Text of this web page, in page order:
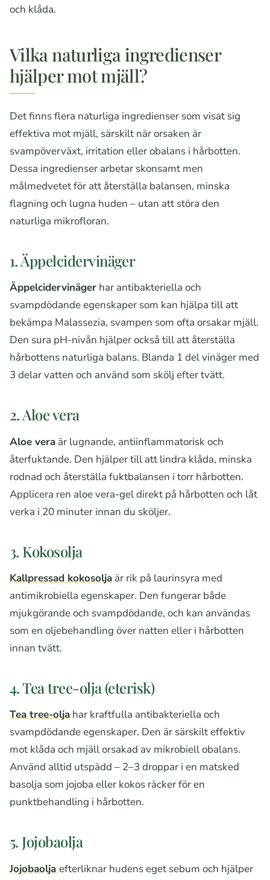
och klåda.
Vilka naturliga ingredienser
hjälper mot mjäll?
Det finns flera naturliga ingredienser som visat sig
effektiva mot mjäll, särskilt när orsaken är
svampöverväxt, irritation eller obalans i hårbotten.
Dessa ingredienser arbetar skonsamt men
målmedvetet för att återställa balansen, minska
flagning och lugna huden – utan att störa den
naturliga mikrofloran.
1. Äppelcidervinäger
Äppelcidervinäger har antibakteriella och
svampdödande egenskaper som kan hjälpa till att
bekämpa Malassezia, svampen som ofta orsakar mjäll.
Den sura pH-nivån hjälper också till att återställa
hårbottens naturliga balans. Blanda 1 del vinäger med
3 delar vatten och använd som skölj efter tvätt.
2. Aloe vera
Aloe vera är lugnande, antiinflammatorisk och
återfuktande. Den hjälper till att lindra klåda, minska
rodnad och återställa fuktbalansen i torr hårbotten.
Applicera ren aloe vera-gel direkt på hårbotten och låt
verka i 20 minuter innan du sköljer.
3. Kokosolja
Kallpressad kokosolja är rik på laurinsyra med
antimikrobiella egenskaper. Den fungerar både
mjukgörande och svampdödande, och kan användas
som en oljebehandling över natten eller i hårbotten
innan tvätt.
4. Tea tree-olja (eterisk)
Tea tree-olja har kraftfulla antibakteriella och
svampdödande egenskaper. Den är särskilt effektiv
mot klåda och mjäll orsakad av mikrobiell obalans.
Använd alltid utspädd – 2–3 droppar i en matsked
basolja som jojoba eller kokos räcker för en
punktbehandling i hårbotten.
5. Jojobaolja
Jojobaolja efterliknar hudens eget sebum och hjälper